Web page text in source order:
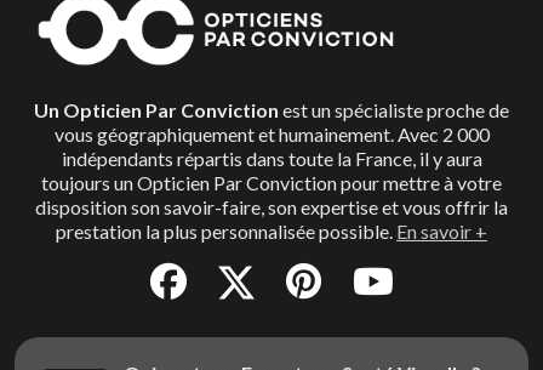
Un Opticien Par Conviction est un spécialiste proche de
vous géographiquement et humainement. Avec 2 000
indépendants répartis dans toute la France, il y aura
toujours un Opticien Par Conviction pour mettre à votre
disposition son savoir-faire, son expertise et vous offrir la
prestation la plus personnalisée possible. En savoir +